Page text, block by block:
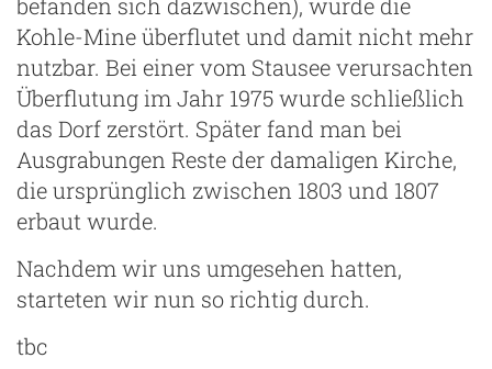
Kohle-Mine überflutet und damit nicht mehr
nutzbar. Bei einer vom Stausee verursachten
Überflutung im Jahr 1975 wurde schließlich
das Dorf zerstört. Später fand man bei
Ausgrabungen Reste der damaligen Kirche,
die ursprünglich zwischen 1803 und 1807
erbaut wurde.
Nachdem wir uns umgesehen hatten,
starteten wir nun so richtig durch.
tbc